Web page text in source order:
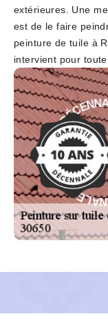
extérieures. Une
est de le faire
peinture de tuile à
intervient pour
G
A
R
A
N
T
I
E
D
É
C
E
NNALE
-